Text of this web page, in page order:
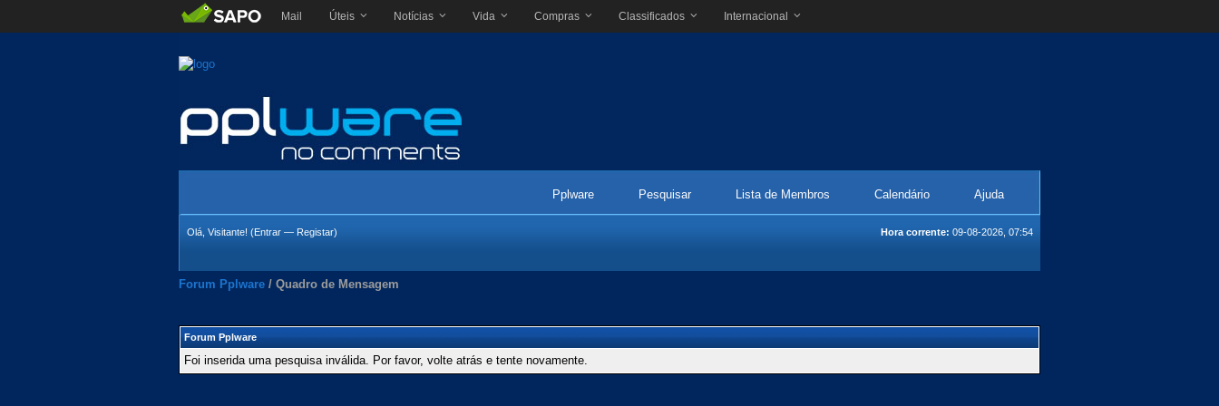
Mail Úteis Notícias Vida Compras Classificados Internacional
Pplware Pesquisar Lista de Membros Calendário Ajuda
Hora corrente: 09-08-2026, 07:54
Olá, Visitante! (Entrar — Registar)
Forum Pplware / Quadro de Mensagem
Forum Pplware
Foi inserida uma pesquisa inválida. Por favor, volte atrás e tente novamente.